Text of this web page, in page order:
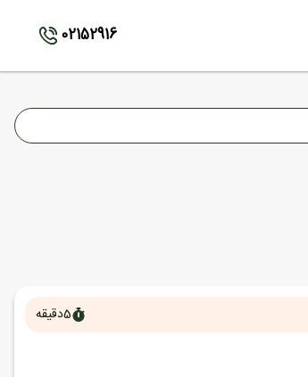
02152916
5دقیقه